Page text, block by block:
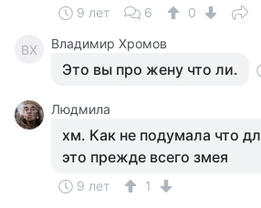
9 лет 6 0
ВХ Владимир Хромов
Это вы про жену что ли.
Людмила
хм. Как не подумала что
это прежде всего змея
9 лет 1